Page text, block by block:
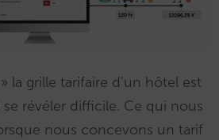
la grille tarifaire d’un hôtel est
révéler difficile. Ce qui nous
nous concevons un tarif